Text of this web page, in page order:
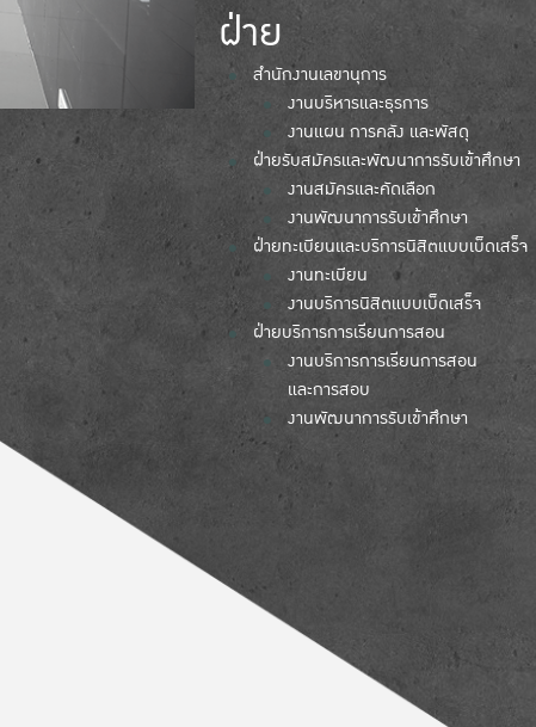
ฝ่าย
สำนักงานเลขานุการ
งานบริหารและธุรการ
งานแผน การคลัง และพัสดุ
ฝ่ายรับสมัครและพัฒนาการรับเข้าศึกษา
งานสมัครและคัดเลือก
งานพัฒนาการรับเข้าศึกษา
ฝ่ายทะเบียนและบริการนิสิตแบบเบ็ดเสร็จ
งานทะเบียน
งานบริการนิสิตแบบเบ็ดเสร็จ
ฝ่ายบริการการเรียนการสอน
งานบริการการเรียนการสอน
และการสอบ
งานพัฒนาการรับเข้าศึกษา